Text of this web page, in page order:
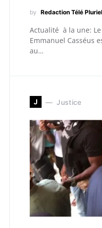
by Redaction Télé Pluriel
Actualité à la une:
Emmanuel Casséus
au…
J Justice